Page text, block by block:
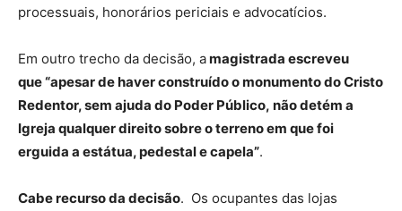
processuais, honorários periciais e advocatícios.
Em outro trecho da decisão, amagistrada escreveu
que “apesar de haver construído o monumento do Cristo
Redentor, sem ajuda do Poder Público, não detém a
Igreja qualquer direito sobre o terreno em que foi
erguida a estátua, pedestal e capela”.
Cabe recurso da decisão. Os ocupantes das lojas